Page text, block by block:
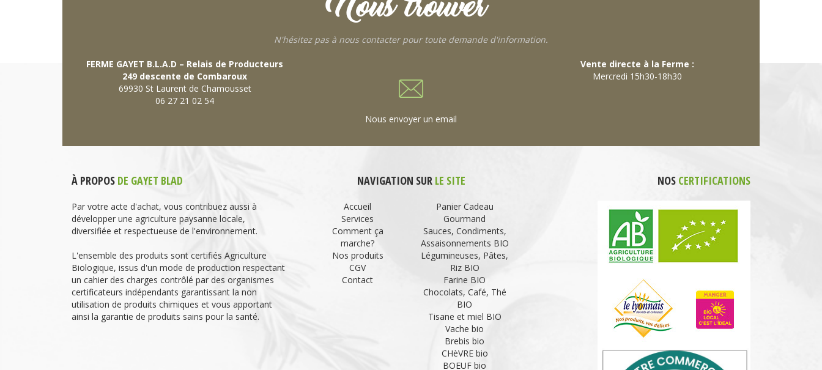
N'hésitez pas à nous contacter pour toute demande d'information.
FERME GAYET B.L.A.D – Relais de Producteurs
249 descente de Combaroux
69930 St Laurent de Chamousset
06 27 21 02 54
Nous envoyer un email
Vente directe à la Ferme :
Mercredi 15h30-18h30
À PROPOS DE GAYET BLAD
Par votre acte d'achat, vous contribuez aussi à
développer une agriculture paysanne locale,
diversifiée et respectueuse de l'environnement.
L'ensemble des produits sont certifiés Agriculture
Biologique, issus d'un mode de production respectant
un cahier des charges contrôlé par des organismes
certificateurs indépendants garantissant la non
utilisation de produits chimiques et vous apportant
ainsi la garantie de produits sains pour la santé.
NAVIGATION SUR LE SITE
Accueil
Services
Comment ça
marche?
Nos produits
CGV
Contact
Panier Cadeau
Gourmand
Sauces, Condiments,
Assaisonnements BIO
Légumineuses, Pâtes,
Riz BIO
Farine BIO
Chocolats, Café, Thé
BIO
Tisane et miel BIO
Vache bio
Brebis bio
CHèVRE bio
BOEUF bio
NOS CERTIFICATIONS